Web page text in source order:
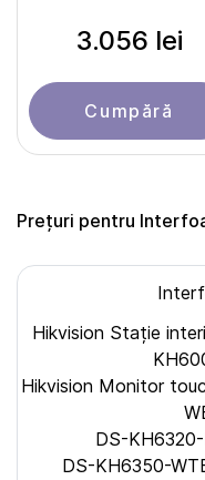
3.056 lei
Cumpără
Prețuri pentru
Hikvision Stație
Hikvision Monitor
DS-
DS-KH6350-